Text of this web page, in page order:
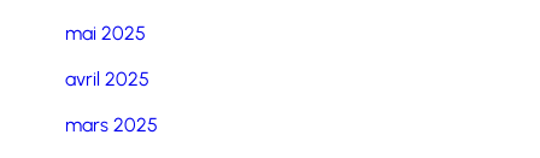
mai 2025
avril 2025
mars 2025